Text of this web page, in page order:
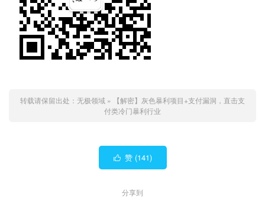
转载请保留出处： 无极领域 »
【解密】灰色暴利项目+支付漏洞，直击支
付类冷门暴利行业
 赞 (141)
分享到